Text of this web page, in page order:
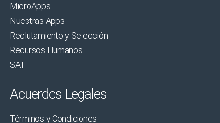
MicroApps
Nuestras Apps
Reclutamiento y Selección
Recursos Humanos
SAT
Acuerdos Legales
Términos y Condiciones